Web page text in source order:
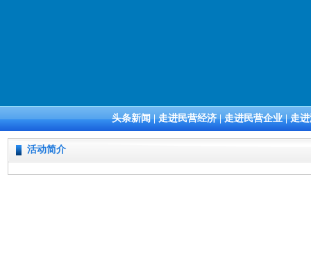
头条新闻|走进民营经济|走进民营企业|走
活动简介